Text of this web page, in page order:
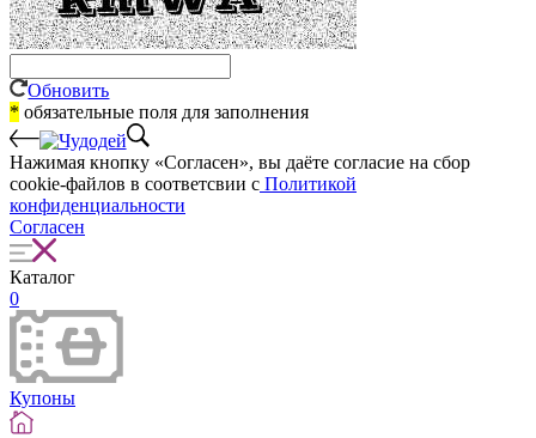
Обновить
* обязательные поля для заполнения
Нажимая кнопку «Согласен», вы даёте cогласие на сбор
cookie-файлов в соответсвии с Политикой
конфиденциальности
Согласен
Каталог
0
Купоны